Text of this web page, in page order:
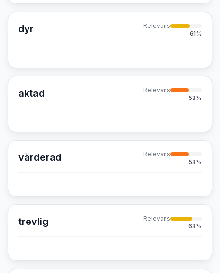
dyr
Relevans
61%
aktad
Relevans
58%
värderad
Relevans
58%
trevlig
Relevans
68%